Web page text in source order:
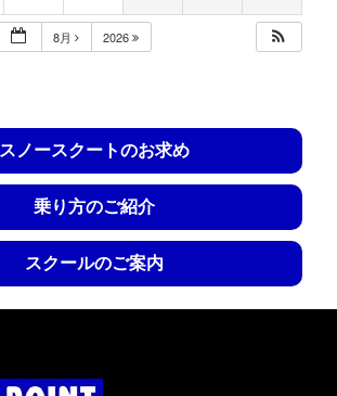
8月 2026
スノースクートのお求め
乗り方のご紹介
スクールのご案内